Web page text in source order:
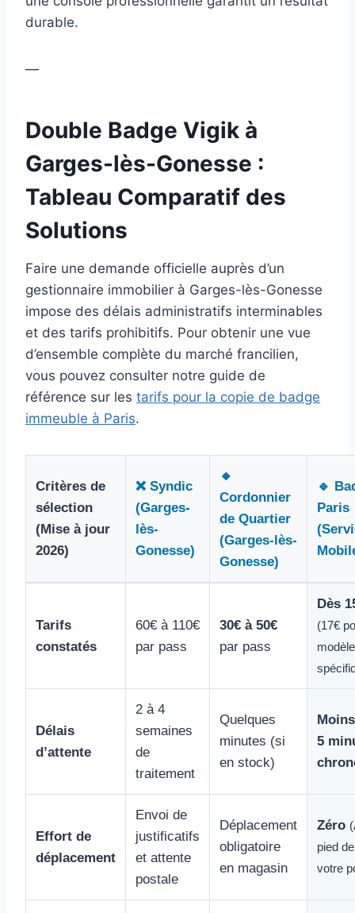
durable.
—
Double Badge Vigik à
Garges-lès-Gonesse :
Tableau Comparatif des
Solutions
Faire une demande officielle auprès d’un
gestionnaire immobilier à Garges-lès-Gonesse
impose des délais administratifs interminables
et des tarifs prohibitifs. Pour obtenir une vue
d’ensemble complète du marché francilien,
vous pouvez consulter notre guide de
référence sur les tarifs pour la copie de badge
immeuble à Paris.
Critères de
sélection
(Mise à jour
2026)
❌ Syndic
(Garges-
lès-
Gonesse)
🔸
Cordonnier
de Quartier
(Garges-lès-
Gonesse)
🔹
Paris
Tarifs
constatés
60€ à 110€
par pass
30€ à 50€
par pass
Dès
(17€
Délais
d’attente
2 à 4
semaines
de
traitement
Quelques
minutes (si
en stock)
5
Effort de
déplacement
Envoi de
justificatifs
et attente
postale
Déplacement
obligatoire
en magasin
Zéro
pied de
votre